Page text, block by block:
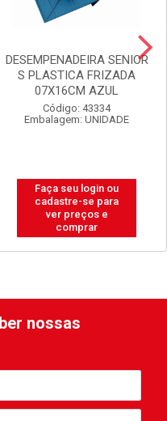
DESEMPENADEIRA SENIOR
S PLASTICA FRIZADA
07X16CM AZUL
Código: 43334
Embalagem: UNIDADE
Faça seu login ou
cadastre-se para
ver preços e
comprar
nossas